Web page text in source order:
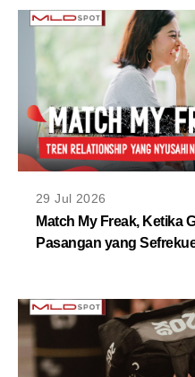
29 Jul 2026
Match My Freak, Ketika
Pasangan yang